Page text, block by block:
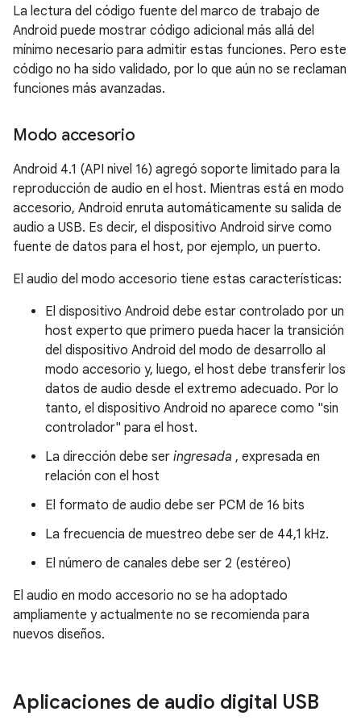
La lectura del código fuente del marco de trabajo de
Android puede mostrar código adicional más allá del
mínimo necesario para admitir estas funciones. Pero este
código no ha sido validado, por lo que aún no se reclaman
funciones más avanzadas.
Modo accesorio
Android 4.1 (API nivel 16) agregó soporte limitado para la
reproducción de audio en el host. Mientras está en modo
accesorio, Android enruta automáticamente su salida de
audio a USB. Es decir, el dispositivo Android sirve como
fuente de datos para el host, por ejemplo, un puerto.
El audio del modo accesorio tiene estas características:
El dispositivo Android debe estar controlado por un
host experto que primero pueda hacer la transición
del dispositivo Android del modo de desarrollo al
modo accesorio y, luego, el host debe transferir los
datos de audio desde el extremo adecuado. Por lo
tanto, el dispositivo Android no aparece como "sin
controlador" para el host.
La dirección debe ser ingresada , expresada en
relación con el host
El formato de audio debe ser PCM de 16 bits
La frecuencia de muestreo debe ser de 44,1 kHz.
El número de canales debe ser 2 (estéreo)
El audio en modo accesorio no se ha adoptado
ampliamente y actualmente no se recomienda para
nuevos diseños.
Aplicaciones de audio digital USB